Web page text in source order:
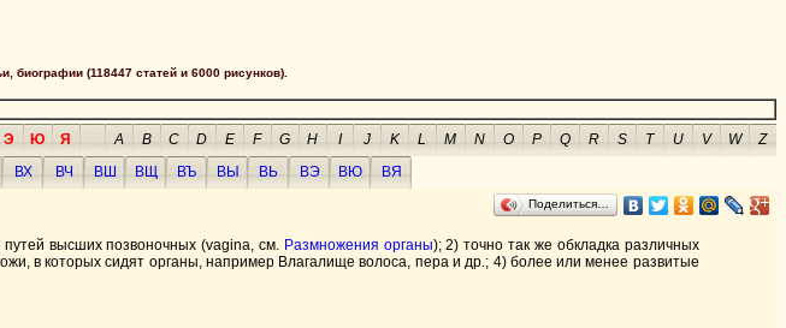
биографии (118447 статей и 6000 рисунков).
Э Ю Я A B C D E F G H I J K L M N O P Q R S T U V W
Z
ВХ ВЧ ВШ ВЩ ВЪ ВЫ ВЬ ВЭ ВЮ
ВЯ
Поделиться…
высших позвоночных (vagina, см. Размножения органы); 2) точно так же обкладка различных
в которых сидят органы, например Влагалище волоса, пера и др.; 4) более или менее развитые